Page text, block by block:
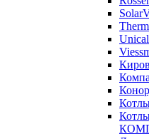
Unical